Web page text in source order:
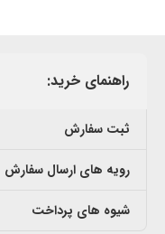
راهنمای خرید:
ثبت سفارش
رویه های ارسال سفارش
شیوه های پرداخت